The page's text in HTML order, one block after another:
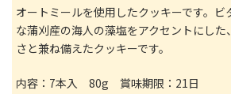
オートミールを使用したクッキーです。ビ
な蒲刈産の海人の藻塩をアクセントにし
さと兼ね備えたクッキーです。
内容：7本入 80g 賞味期限：21日